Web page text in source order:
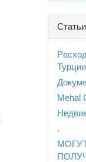
Статьи
Турции
Mehal
.